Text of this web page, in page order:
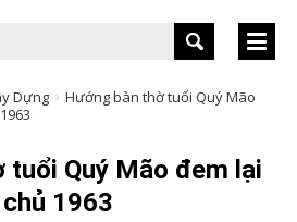
Dựng
Hướng bàn thờ tuổi Quý Mão
tuổi Quý Mão đem lại
1963